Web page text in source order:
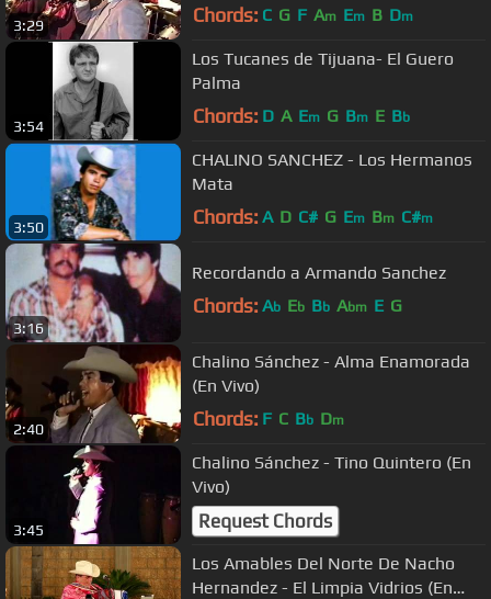
3:29 Chords: C G F Am Em B Dm
3:54
Los Tucanes de Tijuana- El Guero
Palma
Chords: D A Em G Bm E Bb
3:50
CHALINO SANCHEZ - Los Hermanos
Mata
Chords: A D C# G Em Bm C#m
3:16
Recordando a Armando Sanchez
Chords: Ab Eb Bb Abm E G
2:40
Chalino Sánchez - Alma Enamorada
(En Vivo)
Chords: F C Bb Dm
3:45
Chalino Sánchez - Tino Quintero (En
Vivo)
Request Chords
Los Amables Del Norte De Nacho
Hernandez - El Limpia Vidrios (En